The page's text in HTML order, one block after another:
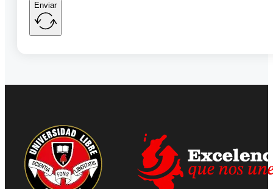
Enviar